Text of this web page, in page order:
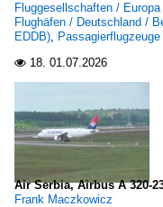
Fluggesellschaften /
Flughäfen / Deutschland /
EDDB),
 18. 01.07.2026
Air Serbia, Airbus A 320-
Frank Maczkowicz